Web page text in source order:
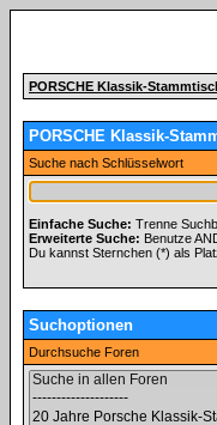
PORSCHE Klassik-
PORSCHE Klassik-
Suche nach Schlüsselwort
Einfache Suche: Trenne
Erweiterte Suche: Benutze
Du kannst Sternchen (*) als
Suchoptionen
Durchsuche Foren